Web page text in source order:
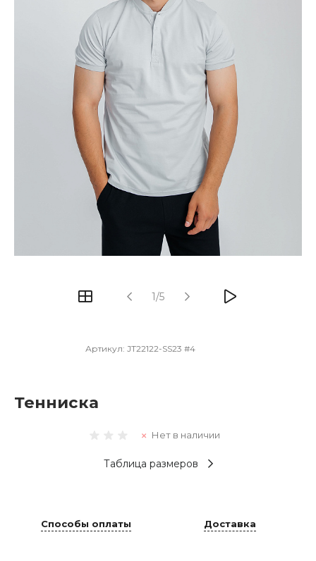
1/5
Артикул: JT22122-SS23 #4
Тенниска
Нет в наличии
Таблица размеров
Способы оплаты Доставка